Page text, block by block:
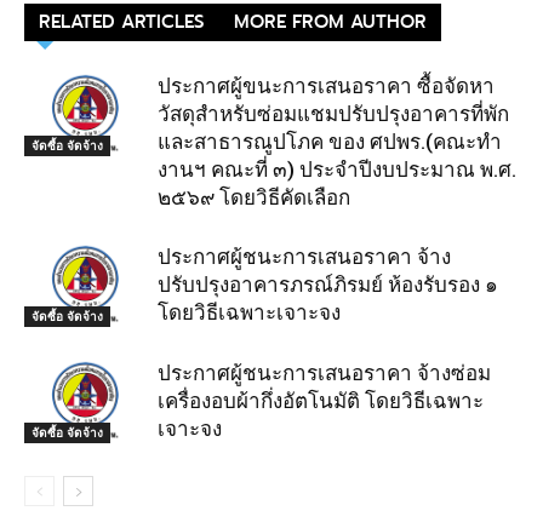
RELATED ARTICLES MORE FROM AUTHOR
จัดซื้อ จัดจ้าง
ประกาศผู้ขนะการเสนอราคา ซื้อจัดหา
วัสดุสำหรับซ่อมแชมปรับปรุงอาคารที่พัก
และสาธารณูปโภค ของ ศปพร.(คณะทำ
งานฯ คณะที่ ๓) ประจำปีงบประมาณ พ.ศ.
๒๕๖๙ โดยวิธีคัดเลือก
จัดซื้อ จัดจ้าง
ประกาศผู้ชนะการเสนอราคา จ้าง
ปรับปรุงอาคารภรณ์ภิรมย์ ห้องรับรอง ๑
โดยวิธีเฉพาะเจาะจง
จัดซื้อ จัดจ้าง
ประกาศผู้ชนะการเสนอราคา จ้างซ่อม
เครื่องอบผ้ากึ่งอัตโนมัติ โดยวิธีเฉพาะ
เจาะจง